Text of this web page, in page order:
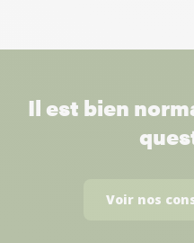
Il est bien
Voir nos